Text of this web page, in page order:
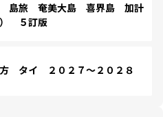
島旅 奄美大島 喜界島 加計
） ５訂版
タイ ２０２７～２０２８